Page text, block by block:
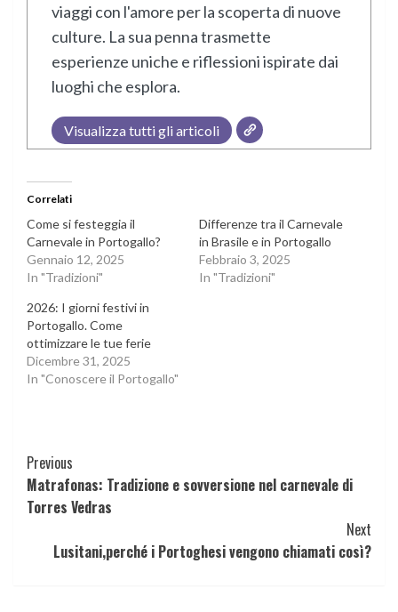
viaggi con l'amore per la scoperta di nuove
culture. La sua penna trasmette
esperienze uniche e riflessioni ispirate dai
luoghi che esplora.
Visualizza tutti gli articoli
Correlati
Come si festeggia il
Carnevale in Portogallo?
Gennaio 12, 2025
In "Tradizioni"
Differenze tra il Carnevale
in Brasile e in Portogallo
Febbraio 3, 2025
In "Tradizioni"
2026: I giorni festivi in
Portogallo. Come
ottimizzare le tue ferie
Dicembre 31, 2025
In "Conoscere il Portogallo"
Continue
Reading
Previous
Matrafonas: Tradizione e sovversione nel carnevale di
Torres Vedras
Next
Lusitani,perché i Portoghesi vengono chiamati così?